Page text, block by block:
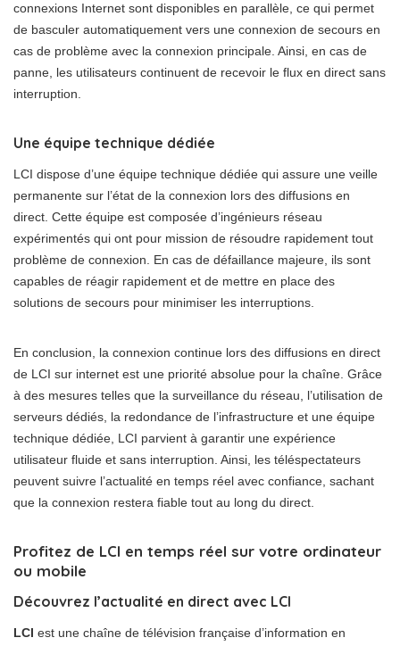
connexions Internet sont disponibles en parallèle, ce qui permet
de basculer automatiquement vers une connexion de secours en
cas de problème avec la connexion principale. Ainsi, en cas de
panne, les utilisateurs continuent de recevoir le flux en direct sans
interruption.
Une équipe technique dédiée
LCI dispose d’une équipe technique dédiée qui assure une veille
permanente sur l’état de la connexion lors des diffusions en
direct. Cette équipe est composée d’ingénieurs réseau
expérimentés qui ont pour mission de résoudre rapidement tout
problème de connexion. En cas de défaillance majeure, ils sont
capables de réagir rapidement et de mettre en place des
solutions de secours pour minimiser les interruptions.
En conclusion, la connexion continue lors des diffusions en direct
de LCI sur internet est une priorité absolue pour la chaîne. Grâce
à des mesures telles que la surveillance du réseau, l’utilisation de
serveurs dédiés, la redondance de l’infrastructure et une équipe
technique dédiée, LCI parvient à garantir une expérience
utilisateur fluide et sans interruption. Ainsi, les téléspectateurs
peuvent suivre l’actualité en temps réel avec confiance, sachant
que la connexion restera fiable tout au long du direct.
Profitez de LCI en temps réel sur votre ordinateur
ou mobile
Découvrez l’actualité en direct avec LCI
LCI est une chaîne de télévision française d’information en